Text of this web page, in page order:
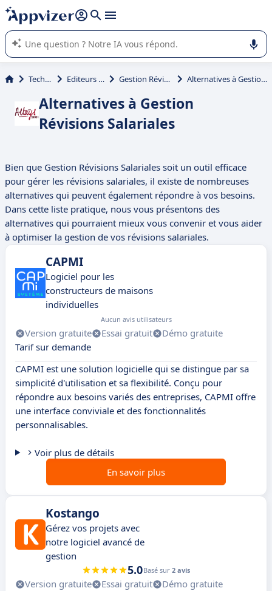
répondre (plusieurs lignes avec
L'IA de Appvizer vous guide dans l'utilisation ou la sélection de
logiciel SaaS en entreprise.
Technologie Editeurs de logiciels Gestion Révisions Salariales Alternatives à Gestion Révisions Salariales
Alternatives à Gestion
Révisions Salariales
Bien que Gestion Révisions Salariales soit un outil efficace
pour gérer les révisions salariales, il existe de nombreuses
alternatives qui peuvent également répondre à vos besoins.
Dans cette liste pratique, nous vous présentons des
alternatives qui pourraient mieux vous convenir et vous aider
à optimiser la gestion de vos révisions salariales.
CAPMI
Logiciel pour les
constructeurs de maisons
individuelles
Aucun avis utilisateurs
Version gratuite Essai gratuit
Démo gratuite
Tarif sur demande
CAPMI est une solution logicielle qui se distingue par sa
simplicité d'utilisation et sa flexibilité. Conçu pour
répondre aux besoins variés des entreprises, CAPMI offre
une interface conviviale et des fonctionnalités
personnalisables.
Voir plus de détails
En savoir plus
Kostango
Gérez vos projets avec
notre logiciel avancé de
gestion
5.0Basé sur 2 avis
Version gratuite Essai gratuit
Démo gratuite